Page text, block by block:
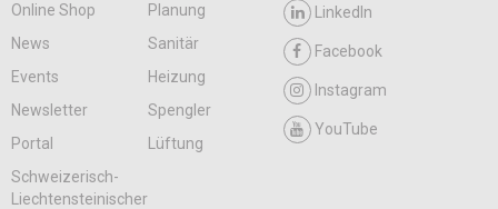
Online Shop
Planung
News
Sanitär
Events
Heizung
Newsletter
Spengler
Portal
Lüftung
LinkedIn
Facebook
Instagram
YouTube
Schweizerisch-
Liechtensteinischer